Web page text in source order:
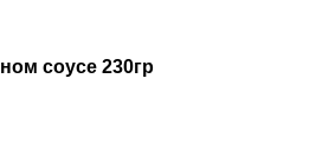
соусе 230гр